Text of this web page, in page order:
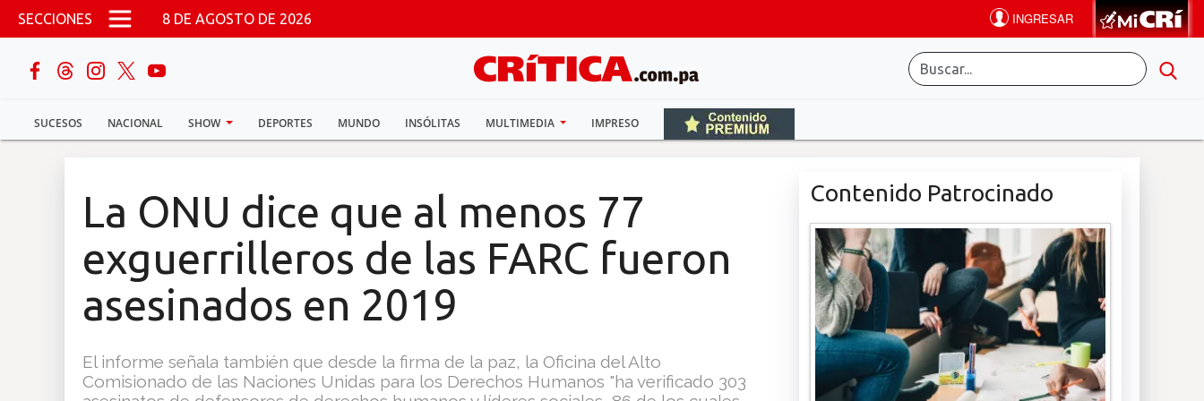
Pasar al contenido principal
SECCIONES 8 DE AGOSTO DE 2026
SUCESOS NACIONAL SHOW DEPORTES MUNDO INSÓLITAS MULTIMEDIA IMPRESO
buscar
Sucesos
La ONU dice que al menos 77
exguerrilleros de las FARC fueron
asesinados en 2019
El informe señala también que desde la firma de la paz, la Oficina del Alto
Comisionado de las Naciones Unidas para los Derechos Humanos "ha verificado 303
Contenido Patrocinado